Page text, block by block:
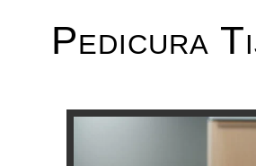
Pedicura